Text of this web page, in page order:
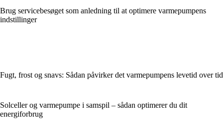
Brug servicebesøget som anledning til at optimere varmepumpens
indstillinger
Fugt, frost og snavs: Sådan påvirker det varmepumpens levetid over tid
Solceller og varmepumpe i samspil – sådan optimerer du dit
energiforbrug